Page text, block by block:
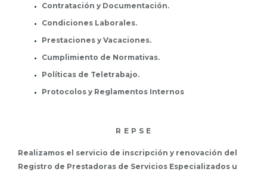
Contratación y Documentación.
Condiciones Laborales.
Prestaciones y Vacaciones.
Cumplimiento de Normativas.
Políticas de Teletrabajo.
Protocolos y Reglamentos Internos
R E P S E
Realizamos el servicio de inscripción y renovación del
Registro de Prestadoras de Servicios Especializados u